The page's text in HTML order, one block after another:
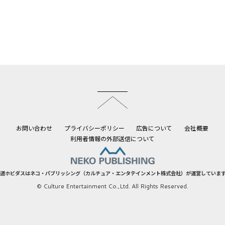
お問い合わせ プライバシーポリシー 広告について
会社概要
利用者情報の外部送信について
ホビダスはネコ・パブリッシング（カルチュア・エンタテインメント株式会社）が運営していま
© Culture Entertainment Co.,Ltd. All Rights Reserved.